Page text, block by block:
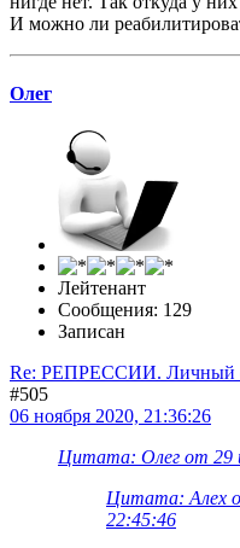
И можно ли
Олег
Лейтенант
Сообщения: 129
Записан
Re: РЕПРЕССИИ. Личный
#505
06 ноября 2020, 21:36:26
Цитата: Олег от 29
Цитата: Алех
22:45:46